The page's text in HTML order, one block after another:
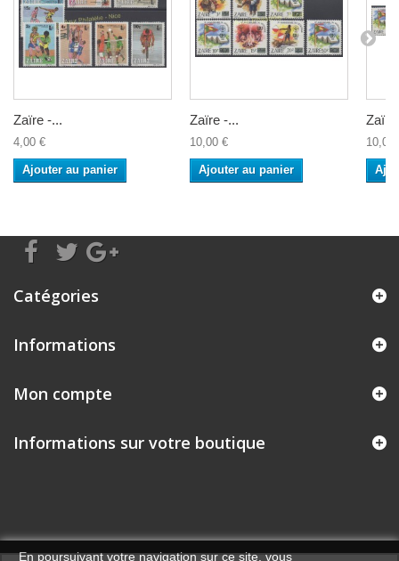
Zaïre -...
4,00 €
Ajouter au panier
Zaïre -...
10,00 €
Ajouter au panier
Zaïre
10,00
Catégories
Informations
Mon compte
Informations sur votre boutique
En poursuivant votre navigation sur ce site, vous